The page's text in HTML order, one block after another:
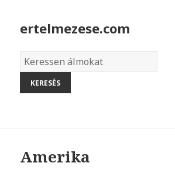
ertelmezese.com
Álmok
szótára
Amerika